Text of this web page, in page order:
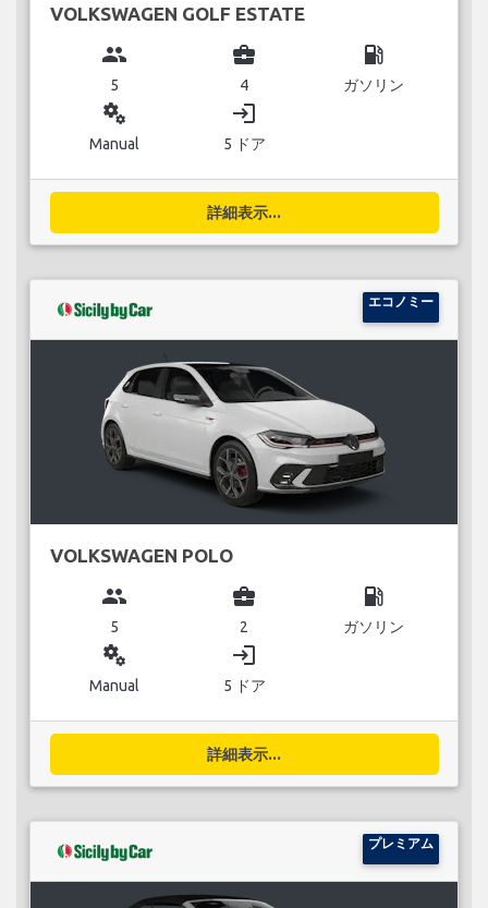
VOLKSWAGEN GOLF ESTATE
group
5
business_center
4
local_gas_station
ガソリン
miscellaneous_services
Manual
login
5 ドア
詳細表示...
エコノミー
VOLKSWAGEN POLO
group
5
business_center
2
local_gas_station
ガソリン
miscellaneous_services
Manual
login
5 ドア
詳細表示...
プレミアム